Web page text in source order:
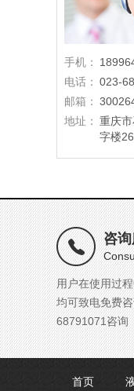
手机：
电话： 023-
邮箱：
地址： 重庆
字楼
咨
用户在使用过
均可致电免费
68791071咨询
首页